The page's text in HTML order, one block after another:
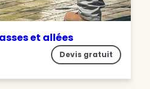
et allées
Devis gratuit